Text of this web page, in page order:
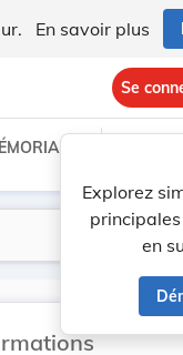
En savoir plus
Se
Explorez
en
C
Lancer la